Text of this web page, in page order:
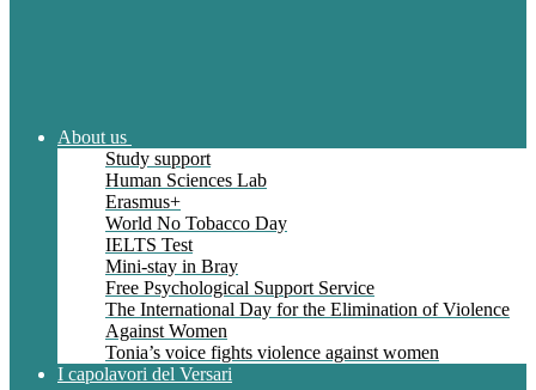
About us
Study support
Human Sciences Lab
Erasmus+
World No Tobacco Day
IELTS Test
Mini-stay in Bray
Free Psychological Support Service
The International Day for the Elimination of Violence
Against Women
Tonia’s voice fights violence against women
I capolavori del Versari